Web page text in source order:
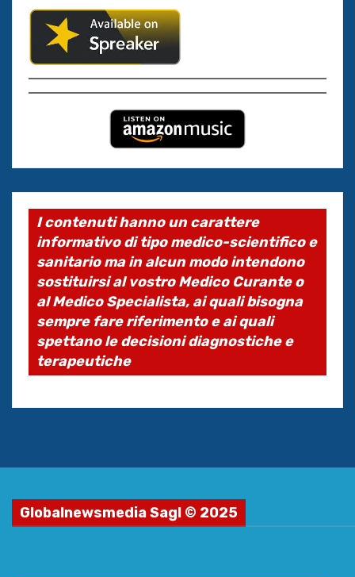
I contenuti hanno un carattere
informativo di tipo medico-scientifico e
sanitario ma in alcun modo intendono
sostituirsi al vostro Medico Curante o
al Medico Specialista, ai quali bisogna
sempre fare riferimento e ai quali
spettano le decisioni diagnostiche e
terapeutiche
Globalnewsmedia Sagl © 2025